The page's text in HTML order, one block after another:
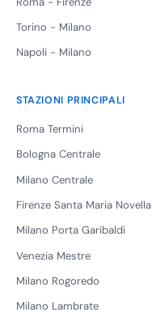
Torino - Milano
Napoli - Milano
STAZIONI PRINCIPALI
Roma Termini
Bologna Centrale
Milano Centrale
Firenze Santa Maria Novella
Milano Porta Garibaldi
Venezia Mestre
Milano Rogoredo
Milano Lambrate